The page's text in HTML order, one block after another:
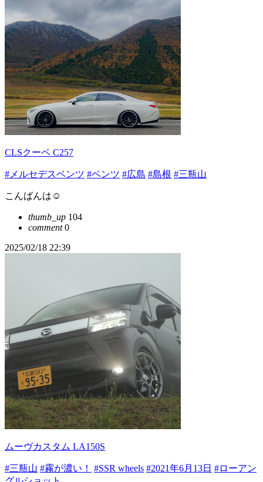
CLSクーペ C257
#メルセデスベンツ #ベンツ #広島 #島根 #三瓶山
こんばんは☺️
thumb_up 104
comment0
2025/02/18 22:39
ムーヴカスタム LA150S
#三瓶山 #霧が濃い！ #SSR wheels #2021年6月13日 #ローアン